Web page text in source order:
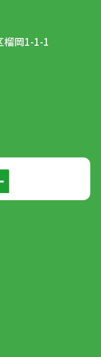
榴岡1-1-1